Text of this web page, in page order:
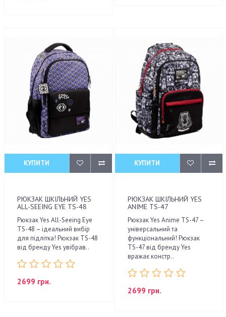
КУПИТИ
РЮКЗАК ШКІЛЬНИЙ YES
ALL-SEEING EYE TS-48
Рюкзак Yes All-Seeing Eye
TS-48 – ідеальний вибір
для підлітка! Рюкзак TS-48
від бренду Yes увібрав..
2699 грн.
КУПИТИ
РЮКЗАК ШКІЛЬНИЙ YES
ANIME TS-47
Рюкзак Yes Anime TS-47 –
універсальний та
функціональний! Рюкзак
TS-47 від бренду Yes
вражає констр..
2699 грн.